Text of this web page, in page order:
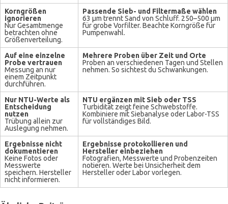
Korngrößen
ignorieren
Nur Gesamtmenge
betrachten ohne
Größenverteilung.
Passende Sieb- und Filtermaße wählen
63 µm trennt Sand von Schluff. 250–500 µm
für grobe Vorfilter. Beachte Korngröße für
Pumpenwahl.
Auf eine einzelne
Probe vertrauen
Messung an nur
einem Zeitpunkt
durchführen.
Mehrere Proben über Zeit und Orte
Proben an verschiedenen Tagen und Stellen
nehmen. So sichtest du Schwankungen.
Nur NTU-Werte als
Entscheidung
nutzen
Trübung allein zur
Auslegung nehmen.
NTU ergänzen mit Sieb oder TSS
Turbidität zeigt feine Schwebstoffe.
Kombiniere mit Siebanalyse oder Labor-TSS
für vollständiges Bild.
Ergebnisse nicht
dokumentieren
Keine Fotos oder
Messwerte
speichern. Hersteller
nicht informieren.
Ergebnisse protokollieren und
Hersteller einbeziehen
Fotografien, Messwerte und Probenzeiten
notieren. Werte bei Unsicherheit dem
Hersteller oder Labor vorlegen.